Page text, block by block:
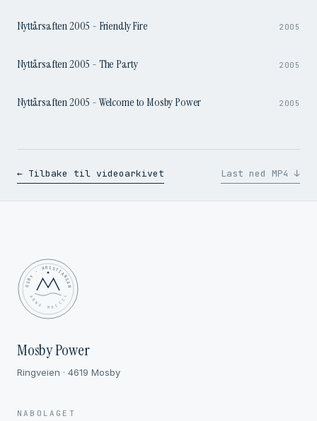
Nyttårsaften 2005 - Friendly Fire 2005
3:46
Nyttårsaften 2005 - The Party 2005
3:34
Nyttårsaften 2005 - Welcome to Mosby Power 2005
← Tilbake til videoarkivet Last ned MP4 ↓
MOSBY · KRISTIANSAND
✦ ANNO MDCCCL ✦
Mosby Power
Ringveien · 4619 Mosby
NABOLAGET